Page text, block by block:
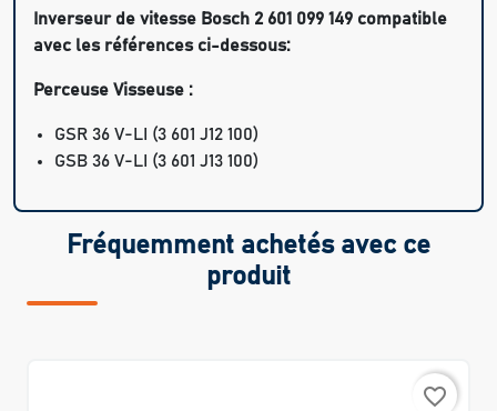
Inverseur de vitesse Bosch 2 601 099 149 compatible
avec les références ci-dessous:
Perceuse Visseuse :
GSR 36 V-LI (3 601 J12 100)
GSB 36 V-LI (3 601 J13 100)
Fréquemment achetés avec ce
produit
favorite_border